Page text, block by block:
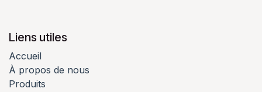
Liens utiles
Accueil
À propos de nous
Produits